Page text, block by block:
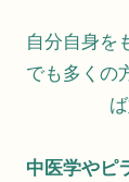
自分自身を
でも多くの
中医学やピ